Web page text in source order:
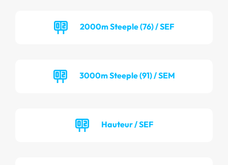
2000m Steeple (76) / SEF
3000m Steeple (91) / SEM
Hauteur / SEF